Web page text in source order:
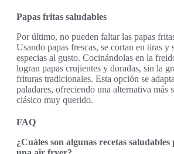
Papas fritas saludables
Por último, no pueden faltar las papas
Usando papas frescas, se cortan en tiras y
especias al gusto. Cocinándolas en la
logran papas crujientes y doradas, sin la
frituras tradicionales. Esta opción se
paladares, ofreciendo una alternativa más
clásico muy querido.
FAQ
¿Cuáles son algunas recetas